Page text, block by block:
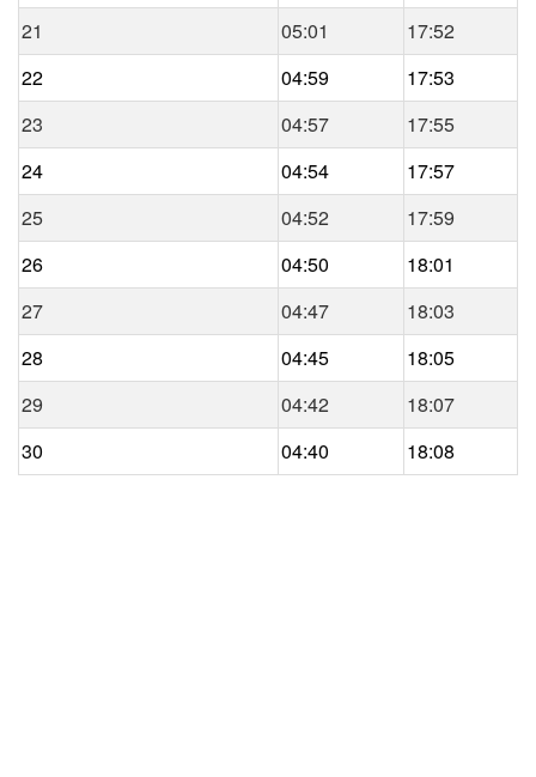
21
05:01
17:52
22
04:59
17:53
23
04:57
17:55
24
04:54
17:57
25
04:52
17:59
26
04:50
18:01
27
04:47
18:03
28
04:45
18:05
29
04:42
18:07
30
04:40 18:08